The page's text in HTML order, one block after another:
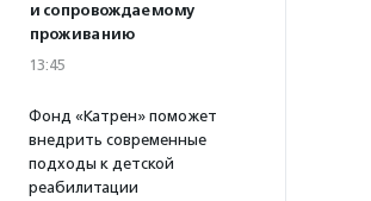
и сопровождаемому
проживанию
13:45
Фонд «Катрен» поможет
внедрить современные
подходы к детской
реабилитации